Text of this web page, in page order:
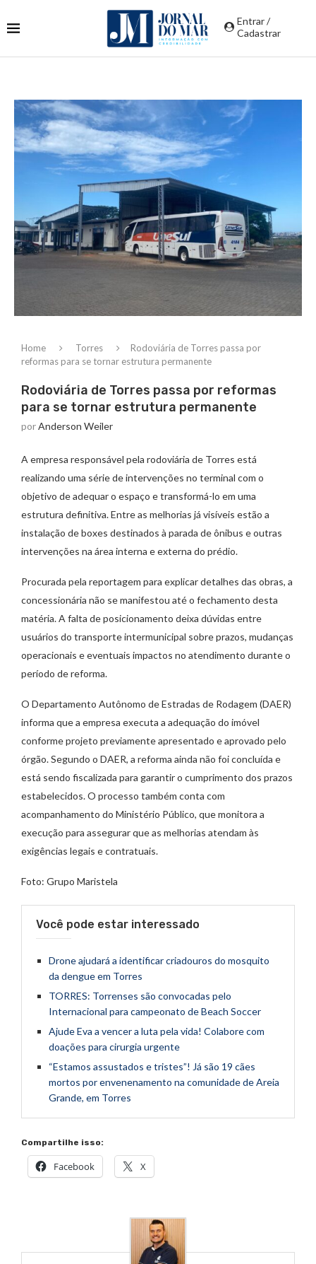
Entrar /
Cadastrar
Home Torres
Rodoviária de Torres passa por
reformas para se tornar estrutura permanente
Rodoviária de Torres passa por reformas
para se tornar estrutura permanente
porAnderson Weiler
A empresa responsável pela rodoviária de Torres está
realizando uma série de intervenções no terminal com o
objetivo de adequar o espaço e transformá-lo em uma
estrutura definitiva. Entre as melhorias já visíveis estão a
instalação de boxes destinados à parada de ônibus e outras
intervenções na área interna e externa do prédio.
Procurada pela reportagem para explicar detalhes das obras, a
concessionária não se manifestou até o fechamento desta
matéria. A falta de posicionamento deixa dúvidas entre
usuários do transporte intermunicipal sobre prazos, mudanças
operacionais e eventuais impactos no atendimento durante o
período de reforma.
O Departamento Autônomo de Estradas de Rodagem (DAER)
informa que a empresa executa a adequação do imóvel
conforme projeto previamente apresentado e aprovado pelo
órgão. Segundo o DAER, a reforma ainda não foi concluída e
está sendo fiscalizada para garantir o cumprimento dos prazos
estabelecidos. O processo também conta com
acompanhamento do Ministério Público, que monitora a
execução para assegurar que as melhorias atendam às
exigências legais e contratuais.
Foto: Grupo Maristela
Você pode estar interessado
Drone ajudará a identificar criadouros do mosquito
da dengue em Torres
TORRES: Torrenses são convocadas pelo
Internacional para campeonato de Beach Soccer
Ajude Eva a vencer a luta pela vida! Colabore com
doações para cirurgia urgente
“Estamos assustados e tristes”! Já são 19 cães
mortos por envenenamento na comunidade de Areia
Grande, em Torres
Compartilhe isso:
Facebook X